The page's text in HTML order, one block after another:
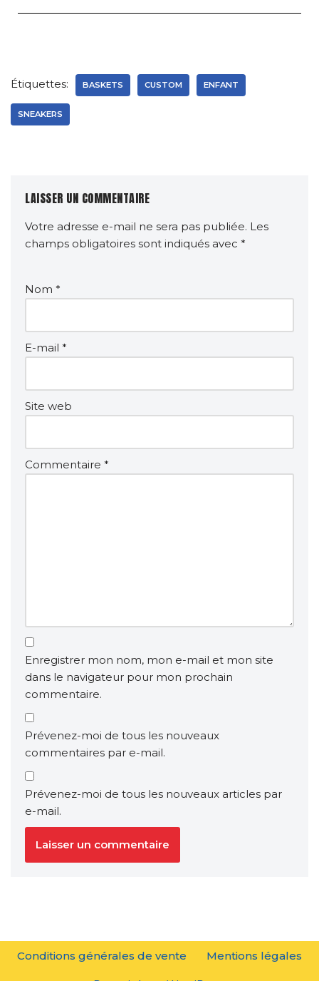
Étiquettes: BASKETS CUSTOM ENFANT
SNEAKERS
LAISSER UN COMMENTAIRE
Votre adresse e-mail ne sera pas publiée. Les
champs obligatoires sont indiqués avec *
Nom *
E-mail *
Site web
Commentaire *
Enregistrer mon nom, mon e-mail et mon site
dans le navigateur pour mon prochain
commentaire.
Prévenez-moi de tous les nouveaux
commentaires par e-mail.
Prévenez-moi de tous les nouveaux articles par
e-mail.
Conditions générales de vente Mentions légales